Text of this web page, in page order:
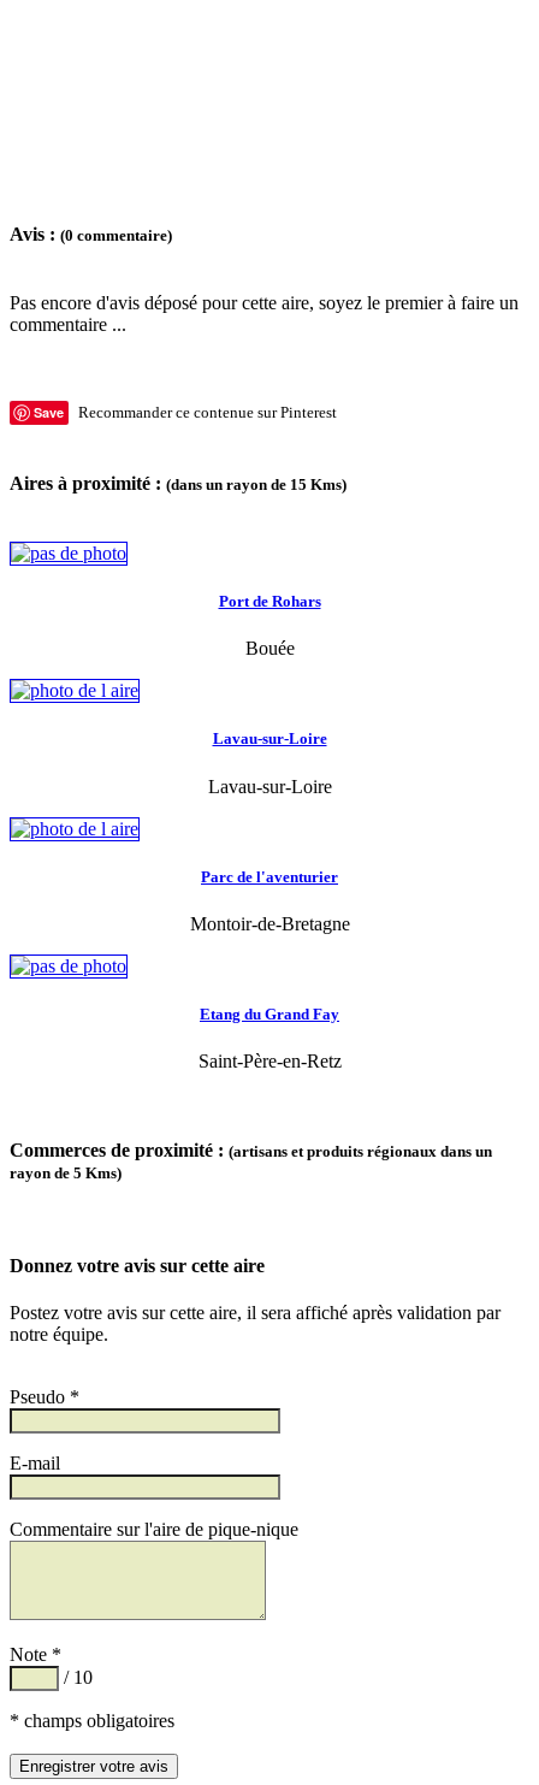
Avis : (0 commentaire)
Pas encore d'avis déposé pour cette aire, soyez le premier à faire un
commentaire ...
Save Recommander ce contenue sur Pinterest
Aires à proximité : (dans un rayon de 15 Kms)
Port de Rohars
Bouée
Lavau-sur-Loire
Lavau-sur-Loire
Parc de l'aventurier
Montoir-de-Bretagne
Etang du Grand Fay
Saint-Père-en-Retz
Commerces de proximité : (artisans et produits régionaux dans un
rayon de 5 Kms)
Donnez votre avis sur cette aire
Postez votre avis sur cette aire, il sera affiché après validation par
notre équipe.
Pseudo *
E-mail
Commentaire sur l'aire de pique-nique
Note *
/ 10
* champs obligatoires